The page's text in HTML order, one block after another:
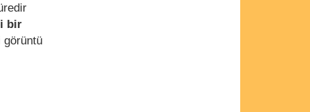
bir
görüntü